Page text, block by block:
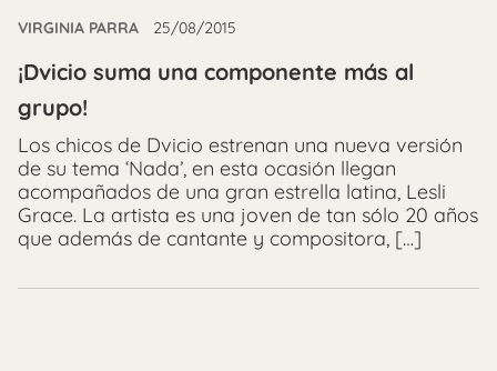
VIRGINIA PARRA 25/08/2015
¡Dvicio suma una componente más al
grupo!
Los chicos de Dvicio estrenan una nueva versión
de su tema ‘Nada’, en esta ocasión llegan
acompañados de una gran estrella latina, Lesli
Grace. La artista es una joven de tan sólo 20 años
que además de cantante y compositora, […]